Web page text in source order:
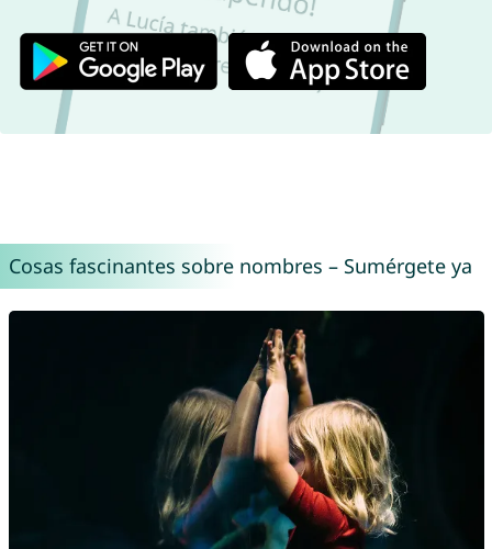
Cosas fascinantes sobre nombres – Sumérgete ya